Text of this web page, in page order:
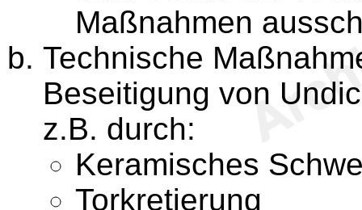
Maßnahmen
Technische
Beseitigung von
z.B. durch:
Keramisches
Torkretierung